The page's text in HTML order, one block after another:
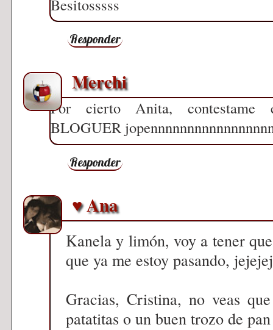
Besitosssss
Responder
Merchi
Por cierto Anita, contestame
BLOGUER
Responder
♥ Ana
Kanela y limón, voy a tener
que ya me estoy pasando,
Gracias, Cristina, no veas
patatitas o un buen trozo de pan